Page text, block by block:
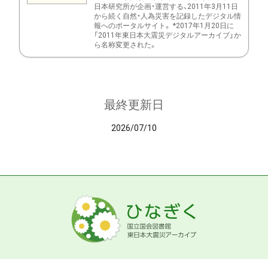
日本研究所が企画・運営する、2011年3月11日
から続く自然・人為災害を記録したデジタル情
報へのポータルサイト。 *2017年1月20日に
「2011年東日本大震災デジタルアーカイブ」か
ら名称変更された。
最終更新日
2026/07/10